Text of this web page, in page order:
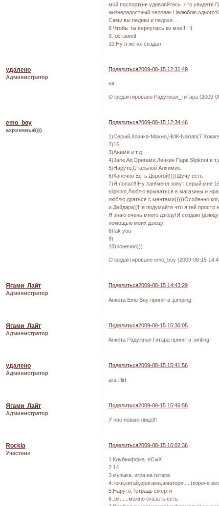
мой паспорт(не удивляйтесь ,что увидете
жизнерадостный человек.Нелюблю
Сами вы педики и педохи...
8.Чтобы ты вернулась ко мне!!! :'(
9.-оставил!
10.Ну я же их создал
Поделиться2009-08-15 12:31:49
удалено
Администратор
ня
Отредактировано Радужная_Гитара (2009-
Поделиться2009-08-15 12:34:46
emo_boy
ахриненый)))
1)Серый,Кличка-Махно,НИК-Naruto(7
2)16
3)Аниме и т.д
4)Jane Air,Оригами,Линкин Парк,Slipknot и
5)Наруто,Стальной Алхимик.
6)Канечно Есть Дорогой))))Шучу есть
7)Я попал!!!Ну лан!меня зовут серый,мне
slipknot,Люблю врываться в магазины и
люблю драться с ментами)))))Особенно
и Дейдара))Не подумайте что я гей
Я знаю очень много дзюцу!И создаю
помощью моих дзюцу
8)fak you
9)
10)Конечно)))
Отредактировано emo_boy (2009-08-15
Поделиться2009-08-15 14:43:29
Ягами_Лайт
Администратор
Анкета Emo Boy принята :jumping:
Поделиться2009-08-15 15:30:05
Ягами_Лайт
Администратор
Анкета Радужная Гитара принята :writing:
Поделиться2009-08-15 15:41:56
удалено
Администратор
ага :flirt:
Поделиться2009-08-15 15:46:58
Ягами_Лайт
Администратор
У нас новые лица!!!
Поделиться2009-08-15 16:02:36
Rockia
Участник
1.Клубниффка_пСыХ
2.14
3.музыка, игра на гитаре
4.токи,китай,оригами,аматори.....(короче
5.Наруто,Тетрадь смерти
6.эм......можно сказать есть